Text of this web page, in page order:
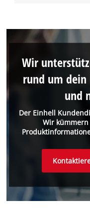
Der Einhell
Wir
Wir
rund um
und